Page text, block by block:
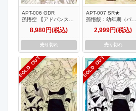
APT-006 GDR
孫悟空 【アドバンスパ
ック 40th Anniversary
Edition】
8,980円(税込)
売り切れ
APT-007 SR★
孫悟飯：幼年期（パラ
レル） 【アドバンスパ
ック 40th Anniversary
2,999円(税込)
売り切れ
SOLD OUT SOLD OUT